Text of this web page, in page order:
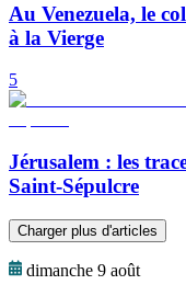
Au Venezuela, le
à la Vierge
5
Jérusalem : les
Saint-Sépulcre
Charger plus d'articles
dimanche 9 août